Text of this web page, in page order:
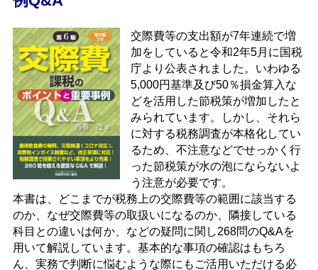
交際費等の支出額が7年連続で増
加をしていると令和2年5月に国税
庁より公表されました。いわゆる
5,000円基準及び50％損金算入な
どを活用した節税策が増加したと
みられています。しかし、それら
に対する税務調査が本格化してい
るため、不注意などでせっかく行
った節税策が水の泡にならないよ
う注意が必要です。
本書は、どこまでが税務上の交際費等の範囲に該当する
のか、なぜ交際費等の取扱いになるのか、隣接している
科目との違いは何か、などの疑問に関し268問のQ&Aを
用いて解説しています。基本的な事項の確認はもちろ
ん、実務で判断に悩むような際にもご活用いただける必